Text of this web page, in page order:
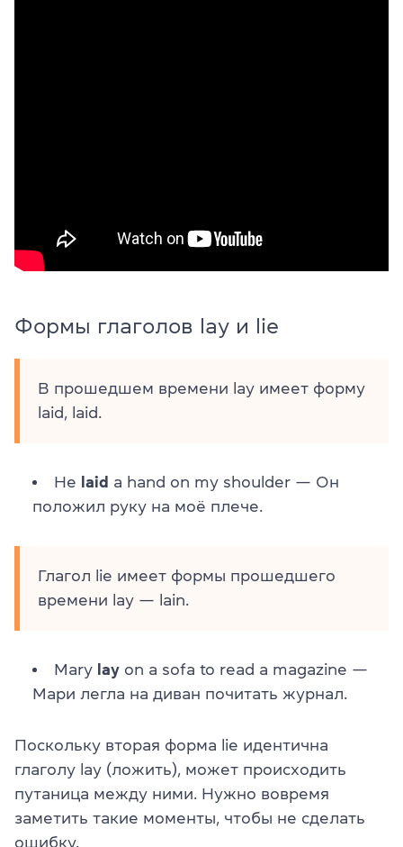
Формы глаголов lay и lie
В прошедшем времени lay имеет форму
laid, laid.
He laid a hand on my shoulder — Он
положил руку на моё плече.
Глагол lie имеет формы прошедшего
времени lay — lain.
Mary lay on a sofa to read a magazine —
Мари легла на диван почитать журнал.
Поскольку вторая форма lie идентична
глаголу lay (ложить), может происходить
путаница между ними. Нужно вовремя
заметить такие моменты, чтобы не сделать
ошибку.